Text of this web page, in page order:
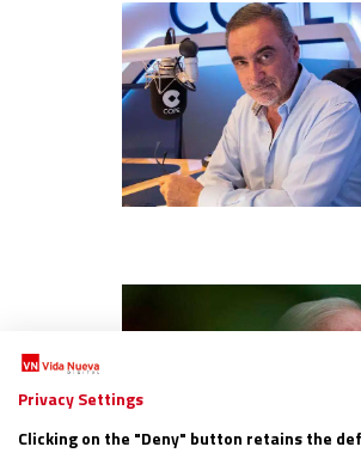
Privacy Settings
Clicking on the "Deny" button retains the